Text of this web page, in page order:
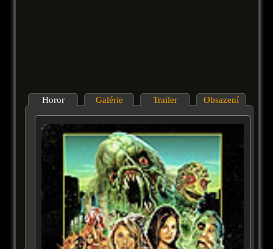
Horor Galérie Trailer Obsazení